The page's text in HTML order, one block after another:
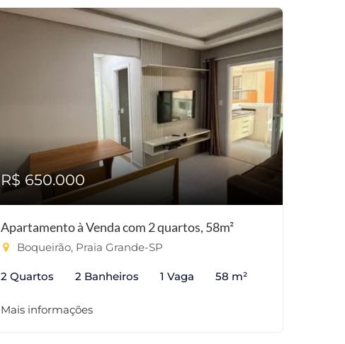
R$ 650.000
Apartamento à Venda com 2 quartos, 58m²
Boqueirão, Praia Grande-SP
2 Quartos 2 Banheiros 1 Vaga 58 m²
Mais informações